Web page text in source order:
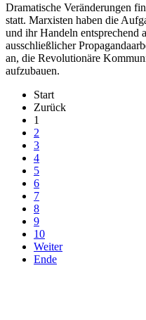
Dramatische Veränderungen
statt. Marxisten haben die
und ihr Handeln entsprechend
ausschließlicher
an, die Revolutionäre
aufzubauen.
Start
Zurück
1
2
3
4
5
6
7
8
9
10
Weiter
Ende